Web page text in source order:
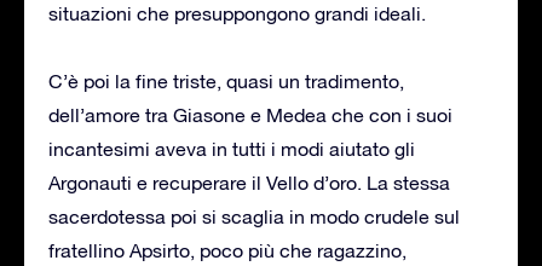
situazioni che presuppongono grandi ideali.
C’è poi la fine triste, quasi un tradimento,
dell’amore tra Giasone e Medea che con i suoi
incantesimi aveva in tutti i modi aiutato gli
Argonauti e recuperare il Vello d’oro. La stessa
sacerdotessa poi si scaglia in modo crudele sul
fratellino Apsirto, poco più che ragazzino,